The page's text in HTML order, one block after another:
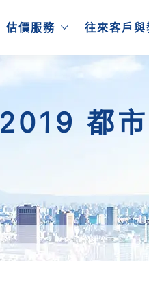
估價服務 往來客戶與
2019 都